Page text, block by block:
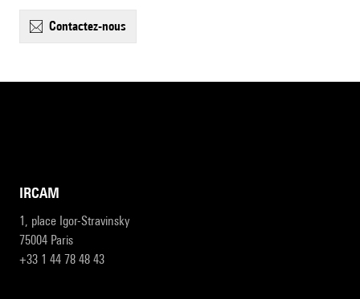
contactez-nous
IRCAM
1, place Igor-Stravinsky
75004 Paris
+33 1 44 78 48 43